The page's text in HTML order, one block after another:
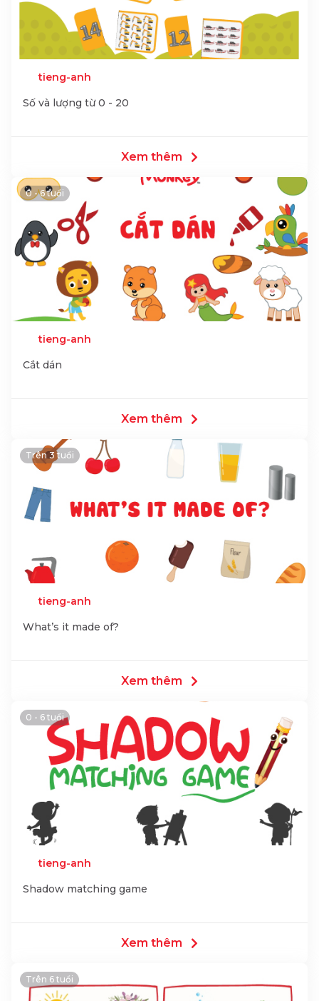
tieng-anh
Số và lượng từ 0 - 20
Xem thêm
0 - 6 tuổi
tieng-anh
Cắt dán
Xem thêm
Trên 3 tuổi
tieng-anh
What’s it made of?
Xem thêm
0 - 6 tuổi
tieng-anh
Shadow matching game
Xem thêm
Trên 6 tuổi